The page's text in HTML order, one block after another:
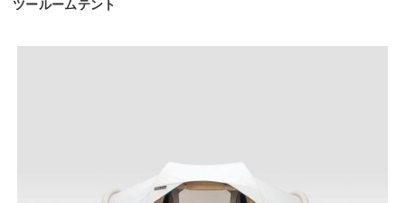
ツールームテント